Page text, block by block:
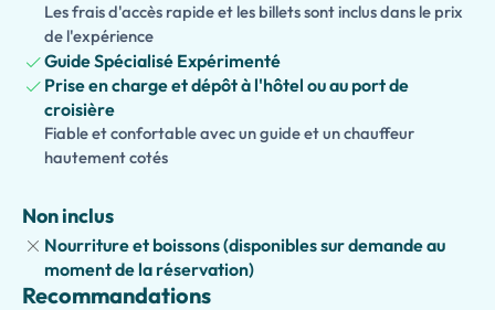
histoires et les jeux rendent les merveilles de Pompéi et
Naples engageantes et amusantes pour tous les âges.
Améliorez votre expérience avec l'Option Déjeuner
Traditionnel Inclus
authentiques servies dans un restaurant local
soigneusement sélectionné. Cette
familles et les petits groupes à la recherche d'un voyage
mémorable à travers les ruines antiques, les trésors de
l'UNESCO et le cœur vibrant de Naples avec l'expertise
d'un guide privé.
Les frais d'accès rapide et les billets sont inclus dans le prix
de l'expérience
Guide Spécialisé Expérimenté
Prise en charge et dépôt à l'hôtel ou au port de
croisière
Fiable et confortable avec un guide et un chauffeur
hautement cotés
Non inclus
Nourriture et boissons (disponibles sur demande au
moment de la réservation)
Recommandations